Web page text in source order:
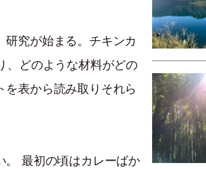
研究が始まる。チキンカ
、どのような材料がどの
表から読み取りそれら
。 最初の頃はカレーばか